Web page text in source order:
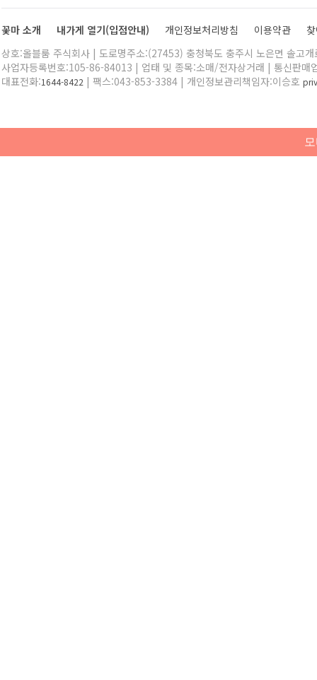
꽃마 소개 내가게 열기(입점안내) 개인정보처리방침 이용약관
상호:올블룸 주식회사 | 도로명주소:(27453) 충청북도 충주시 노은면 솔고
사업자등록번호:105-86-84013 | 업태 및 종목:소매/전자상거래 | 통신판매
대표전화:1644-8422 | 팩스:043-853-3384 | 개인정보관리책임자:이승호